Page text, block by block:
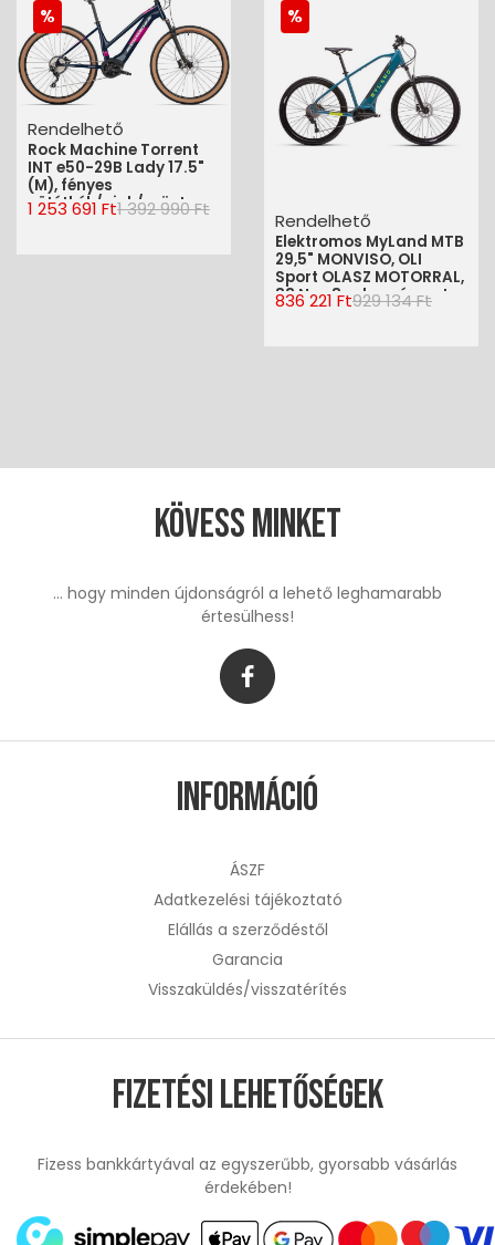
Rendelhető
Rock Machine Torrent
INT e50-29B Lady 17.5"
(M), fényes
sötétkék/pink/ezüst
1 253 691 Ft1 392 990 Ft
Rendelhető
Elektromos MyLand MTB
29,5" MONVISO, OLI
Sport OLASZ MOTORRAL,
83 Nm, 8 sebességes, L-
es(50cm)
836 221 Ft929 134 Ft
Kövess minket
... hogy minden újdonságról a lehető leghamarabb
értesülhess!
Információ
ÁSZF
Adatkezelési tájékoztató
Elállás a szerződéstől
Garancia
Visszaküldés/visszatérítés
Fizetési lehetőségek
Fizess bankkártyával az egyszerűbb, gyorsabb vásárlás
érdekében!